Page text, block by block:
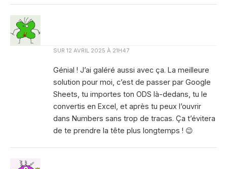
SUR 12 AVRIL 2025 À 21H47
Génial ! J’ai galéré aussi avec ça. La meilleure
solution pour moi, c’est de passer par Google
Sheets, tu importes ton ODS là-dedans, tu le
convertis en Excel, et après tu peux l’ouvrir
dans Numbers sans trop de tracas. Ça t’évitera
de te prendre la tête plus longtemps ! 😉